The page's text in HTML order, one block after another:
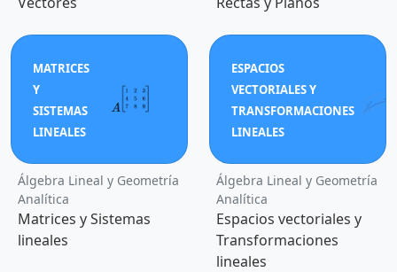
MATRICES
Y
SISTEMAS
LINEALES
Álgebra Lineal y Geometría
Analítica
Matrices y Sistemas
lineales
ESPACIOS
VECTORIALES Y
TRANSFORMACIONES
LINEALES
Álgebra Lineal y Geometría
Analítica
Espacios vectoriales y
Transformaciones
lineales